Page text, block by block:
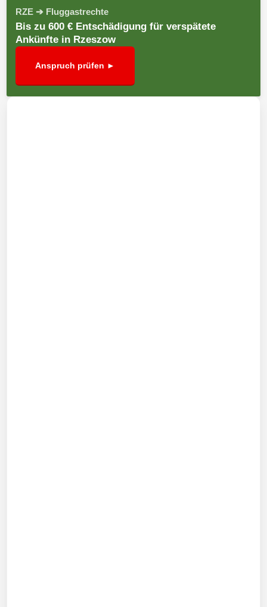
RZE ➔ Fluggastrechte
Bis zu 600 € Entschädigung für verspätete
Ankünfte in Rzeszow
Anspruch prüfen ►